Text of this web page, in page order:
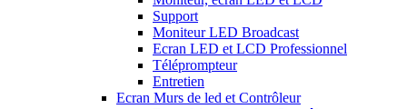
Support
Moniteur LED Broadcast
Ecran LED et LCD Professionnel
Téléprompteur
Entretien
Ecran Murs de led et Contrôleur